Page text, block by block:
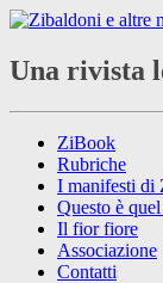
Una rivista
ZiBook
Rubriche
I manifesti di
Questo è
Il fior fiore
Associazione
Contatti